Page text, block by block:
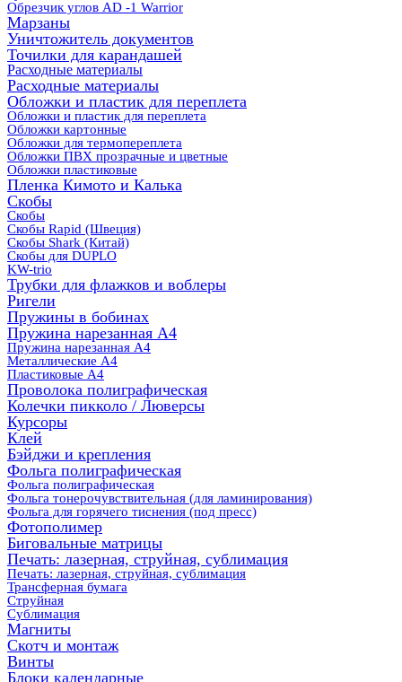
Обрезчик углов AD -1 Warrior
Марзаны
Уничтожитель документов
Точилки для карандашей
Расходные материалы
Расходные материалы
Обложки и пластик для переплета
Обложки и пластик для переплета
Обложки картонные
Обложки для термопереплета
Обложки ПВХ прозрачные и цветные
Обложки пластиковые
Пленка Кимото и Калька
Скобы
Скобы
Скобы Rapid (Швеция)
Скобы Shark (Китай)
Скобы для DUPLO
KW-trio
Трубки для флажков и воблеры
Ригели
Пружины в бобинах
Пружина нарезанная А4
Пружина нарезанная А4
Металлические А4
Пластиковые А4
Проволока полиграфическая
Колечки пикколо / Люверсы
Курсоры
Клей
Бэйджи и крепления
Фольга полиграфическая
Фольга полиграфическая
Фольга тонерочувствительная (для ламинирования)
Фольга для горячего тиснения (под пресс)
Фотополимер
Биговальные матрицы
Печать: лазерная, струйная, сублимация
Печать: лазерная, струйная, сублимация
Трансферная бумага
Струйная
Сублимация
Магниты
Скотч и монтаж
Винты
Блоки календарные